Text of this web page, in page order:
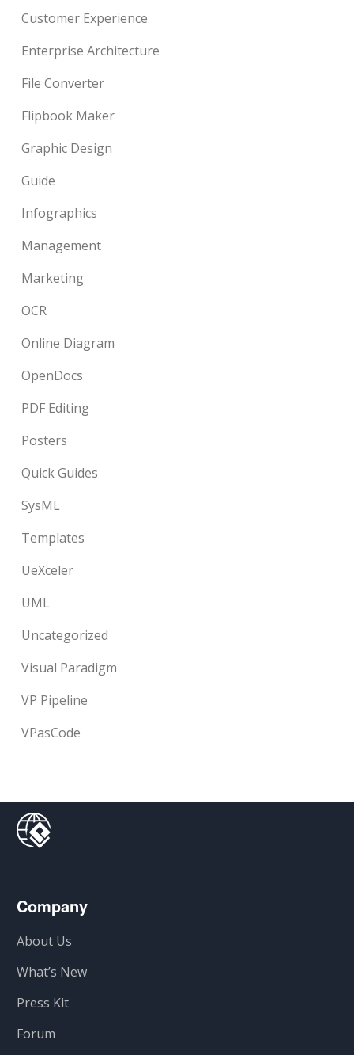
Customer Experience
Enterprise Architecture
File Converter
Flipbook Maker
Graphic Design
Guide
Infographics
Management
Marketing
OCR
Online Diagram
OpenDocs
PDF Editing
Posters
Quick Guides
SysML
Templates
UeXceler
UML
Uncategorized
Visual Paradigm
VP Pipeline
VPasCode
Company
About Us
What’s New
Press Kit
Forum